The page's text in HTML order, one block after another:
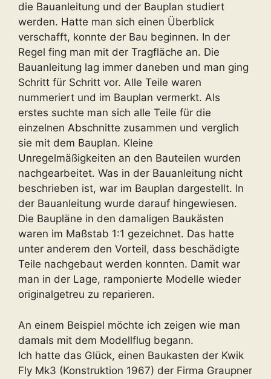
die Bauanleitung und der Bauplan studiert
werden. Hatte man sich einen Überblick
verschafft, konnte der Bau beginnen. In der
Regel fing man mit der Tragfläche an. Die
Bauanleitung lag immer daneben und man ging
Schritt für Schritt vor. Alle Teile waren
nummeriert und im Bauplan vermerkt. Als
erstes suchte man sich alle Teile für die
einzelnen Abschnitte zusammen und verglich
sie mit dem Bauplan. Kleine
Unregelmäßigkeiten an den Bauteilen wurden
nachgearbeitet. Was in der Bauanleitung nicht
beschrieben ist, war im Bauplan dargestellt. In
der Bauanleitung wurde darauf hingewiesen.
Die Baupläne in den damaligen Baukästen
waren im Maßstab 1:1 gezeichnet. Das hatte
unter anderem den Vorteil, dass beschädigte
Teile nachgebaut werden konnten. Damit war
man in der Lage, ramponierte Modelle wieder
originalgetreu zu reparieren.
An einem Beispiel möchte ich zeigen wie man
damals mit dem Modellflug begann.
Ich hatte das Glück, einen Baukasten der Kwik
Fly Mk3 (Konstruktion 1967) der Firma Graupner